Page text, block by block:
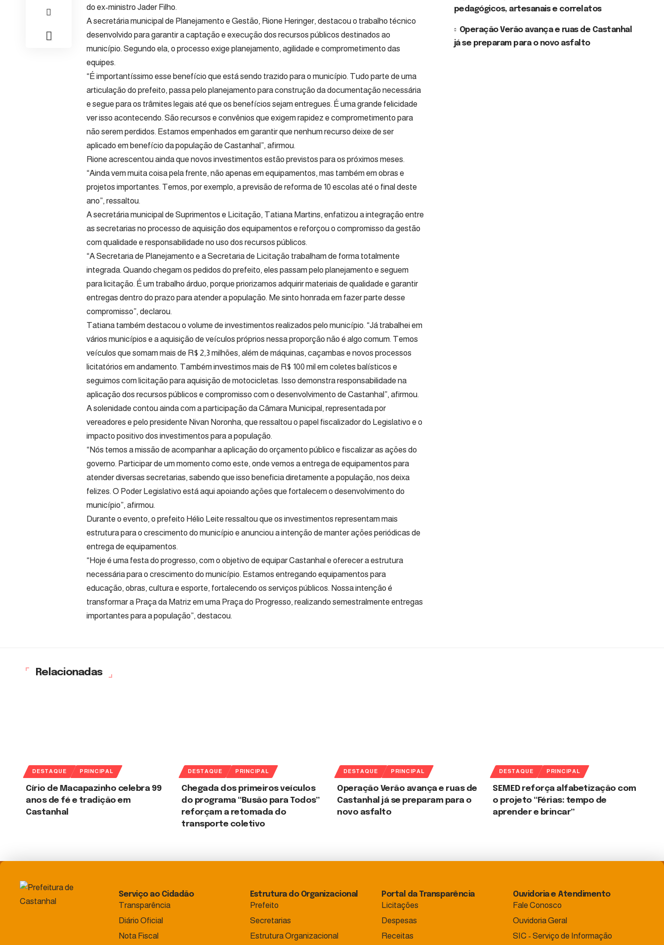
do ex-ministro Jader Filho.
A secretária municipal de Planejamento e Gestão, Rione Heringer, destacou o trabalho técnico
desenvolvido para garantir a captação e execução dos recursos públicos destinados ao
município. Segundo ela, o processo exige planejamento, agilidade e comprometimento das
equipes.
“É importantíssimo esse benefício que está sendo trazido para o município. Tudo parte de uma
articulação do prefeito, passa pelo planejamento para construção da documentação necessária
e segue para os trâmites legais até que os benefícios sejam entregues. É uma grande felicidade
ver isso acontecendo. São recursos e convênios que exigem rapidez e comprometimento para
não serem perdidos. Estamos empenhados em garantir que nenhum recurso deixe de ser
aplicado em benefício da população de Castanhal”, afirmou.
Rione acrescentou ainda que novos investimentos estão previstos para os próximos meses.
“Ainda vem muita coisa pela frente, não apenas em equipamentos, mas também em obras e
projetos importantes. Temos, por exemplo, a previsão de reforma de 10 escolas até o final deste
ano”, ressaltou.
A secretária municipal de Suprimentos e Licitação, Tatiana Martins, enfatizou a integração entre
as secretarias no processo de aquisição dos equipamentos e reforçou o compromisso da gestão
com qualidade e responsabilidade no uso dos recursos públicos.
“A Secretaria de Planejamento e a Secretaria de Licitação trabalham de forma totalmente
integrada. Quando chegam os pedidos do prefeito, eles passam pelo planejamento e seguem
para licitação. É um trabalho árduo, porque priorizamos adquirir materiais de qualidade e garantir
entregas dentro do prazo para atender a população. Me sinto honrada em fazer parte desse
compromisso”, declarou.
Tatiana também destacou o volume de investimentos realizados pelo município. “Já trabalhei em
vários municípios e a aquisição de veículos próprios nessa proporção não é algo comum. Temos
veículos que somam mais de R$ 2,3 milhões, além de máquinas, caçambas e novos processos
licitatórios em andamento. Também investimos mais de R$ 100 mil em coletes balísticos e
seguimos com licitação para aquisição de motocicletas. Isso demonstra responsabilidade na
aplicação dos recursos públicos e compromisso com o desenvolvimento de Castanhal”, afirmou.
A solenidade contou ainda com a participação da Câmara Municipal, representada por
vereadores e pelo presidente Nivan Noronha, que ressaltou o papel fiscalizador do Legislativo e o
impacto positivo dos investimentos para a população.
“Nós temos a missão de acompanhar a aplicação do orçamento público e fiscalizar as ações do
governo. Participar de um momento como este, onde vemos a entrega de equipamentos para
atender diversas secretarias, sabendo que isso beneficia diretamente a população, nos deixa
felizes. O Poder Legislativo está aqui apoiando ações que fortalecem o desenvolvimento do
município”, afirmou.
Durante o evento, o prefeito Hélio Leite ressaltou que os investimentos representam mais
estrutura para o crescimento do município e anunciou a intenção de manter ações periódicas de
entrega de equipamentos.
“Hoje é uma festa do progresso, com o objetivo de equipar Castanhal e oferecer a estrutura
necessária para o crescimento do município. Estamos entregando equipamentos para
educação, obras, cultura e esporte, fortalecendo os serviços públicos. Nossa intenção é
transformar a Praça da Matriz em uma Praça do Progresso, realizando semestralmente entregas
importantes para a população”, destacou.
pedagógicos, artesanais e correlatos
Operação Verão avança e ruas de Castanhal
já se preparam para o novo asfalto
Relacionadas
DESTAQUE PRINCIPAL
Círio de Macapazinho celebra 99
anos de fé e tradição em
Castanhal
DESTAQUE PRINCIPAL
Chegada dos primeiros veículos
do programa “Busão para Todos”
reforçam a retomada do
transporte coletivo
DESTAQUE PRINCIPAL
Operação Verão avança e ruas de
Castanhal já se preparam para o
novo asfalto
DESTAQUE PRINCIPAL
SEMED reforça alfabetização com
o projeto “Férias: tempo de
aprender e brincar”
Serviço ao Cidadão
Transparência
Diário Oficial
Nota Fiscal
Estrutura do Organizacional
Prefeito
Secretarias
Estrutura Organizacional
Portal da Transparência
Licitações
Despesas
Receitas
Ouvidoria e Atendimento
Fale Conosco
Ouvidoria Geral
SIC - Serviço de Informação